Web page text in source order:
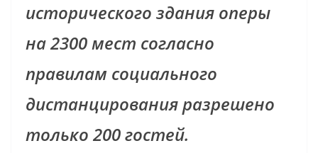
исторического здания оперы
на 2300 мест согласно
правилам социального
дистанцирования разрешено
только 200 гостей.